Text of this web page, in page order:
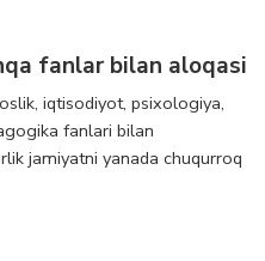
fanlar bilan aloqasi
iqtisodiyot, psixologiya,
fanlari bilan
jamiyatni yanada chuqurroq